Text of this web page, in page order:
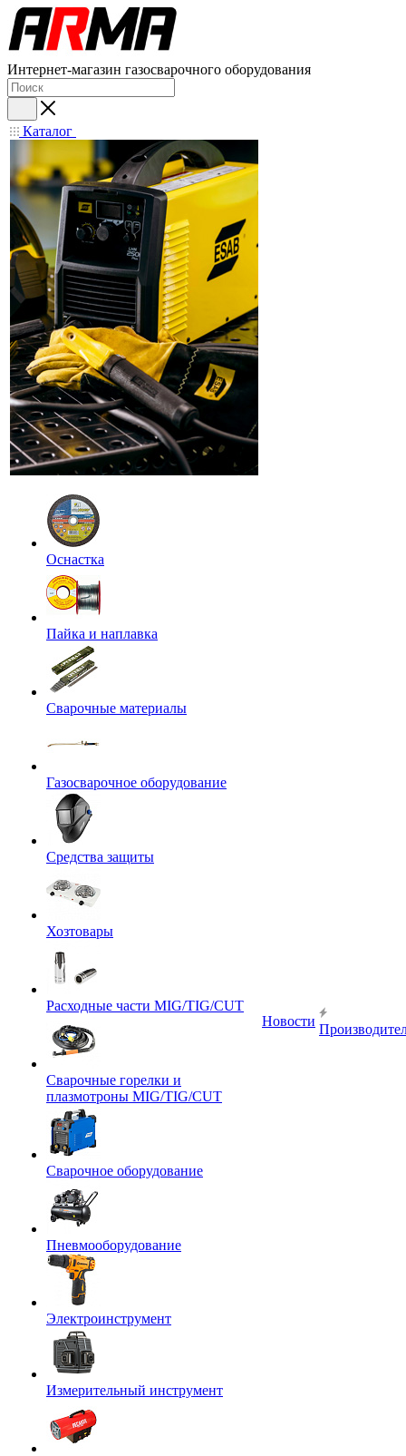
Интернет-магазин газосварочного оборудования
Каталог
Оснастка
Пайка и наплавка
Сварочные материалы
Газосварочное оборудование
Средства защиты
Хозтовары
Расходные части MIG/TIG/CUT
Сварочные горелки и
плазмотроны MIG/TIG/CUT
Сварочное оборудование
Пневмооборудование
Электроинструмент
Измерительный инструмент
Новости